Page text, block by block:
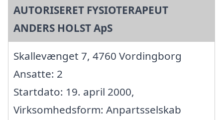
AUTORISERET FYSIOTERAPEUT
ANDERS HOLST ApS
Skallevænget 7, 4760 Vordingborg
Ansatte: 2
Startdato: 19. april 2000,
Virksomhedsform: Anpartsselskab